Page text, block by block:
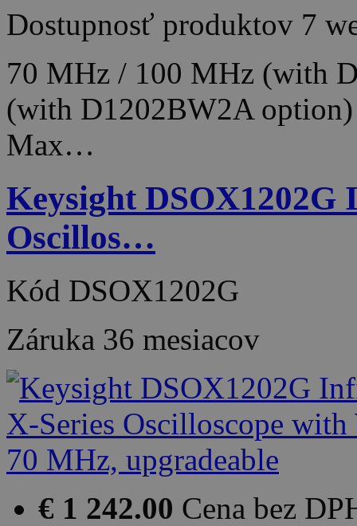
Dostupnosť produktov 7
70 MHz / 100 MHz (with
(with D1202BW2A
Max…
Keysight DSOX1202G
Oscillos…
Kód DSOX1202G
Záruka 36 mesiacov
€ 1 242.00 Cena bez